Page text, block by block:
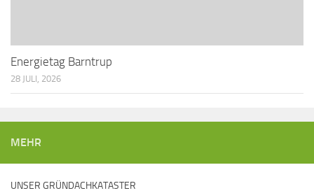
Energietag Barntrup
28 JULI, 2026
MEHR
UNSER GRÜNDACHKATASTER